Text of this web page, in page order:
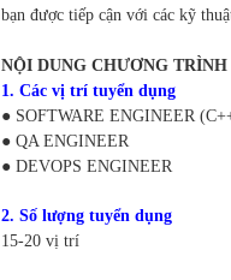
bạn được tiếp cận với các kỹ
NỘI DUNG CHƯƠNG TRÌNH
1. Các vị trí tuyển dụng
● SOFTWARE ENGINEER
● QA ENGINEER
● DEVOPS ENGINEER
2. Số lượng tuyển dụng
15-20 vị trí